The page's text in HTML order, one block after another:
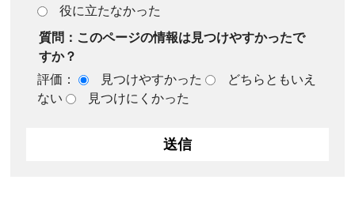
役に立たなかった
質問：このページの情報は見つけやすかったで
すか？
評価：
見つけやすかった
どちらともいえ
ない
見つけにくかった